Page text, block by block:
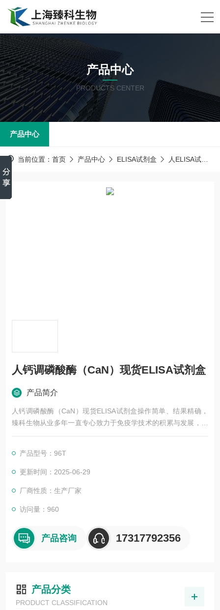
产品中心
PRODUCTS CENTER
产品中心
当前位置： 首页 产品中心 ELISA试剂盒 人ELISA试剂盒
人钙调磷酸酶（CaN）现货ELISA试剂盒
产品简介
人钙调磷酸酶（CaN）现货ELISA试剂盒操作简单、结果精确，
臻科生物从业多年一直专心致力于免疫学技术的积累与发展，以
其优质的产品质量与专业的技术服务，赢得业内广大人士的认
作关系，共同努力合作共赢。
产品型号：96T
更新时间：2025-06-29
厂商性质：生产厂家
访问量：960
产品咨询 17317792356
产品分类
PRODUCT CLASSIFICATION